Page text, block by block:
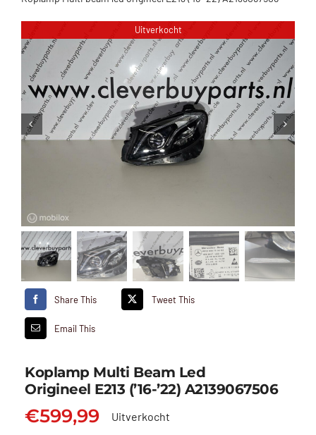
Uitverkocht
Share This Tweet This
Email This
Koplamp Multi Beam Led
Origineel E213 (’16-’22) A2139067506
€599,99 Uitverkocht